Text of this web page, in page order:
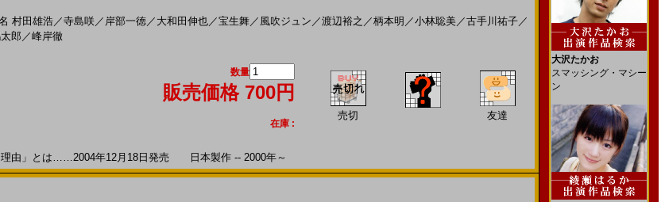
村田雄浩／寺島咲／ 岸部一徳／ 大和田伸也／宝生舞／ 風吹ジュン ／渡辺裕之 ／柄本明 ／小林聡美／古手川祐子／
郎／峰岸徹
数量
販売価格 700円
在庫 :
売切 友達
理由」とは……2004年12月18日発売 日本製作 -- 2000年～
大沢たかお
スマッシング・マシー
ン